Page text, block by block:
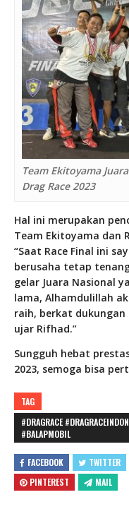
Team Ekitoyama
Drag Race 2023
Hal ini merupakan
Team Ekitoyama dan
“Saat Race Final ini
berusaha tetap
gelar Juara Nasional
lama, Alhamdulillah
raih, berkat
ujar Rifhad.”
Sungguh hebat
2023, semoga bisa
TAG
#DRAGRACE
#BALAPMOBIL
FACEBOOK TWITTER
PINTEREST
MAIL